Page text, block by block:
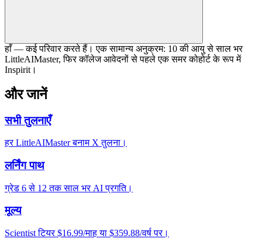
हाँ — कई परिवार करते हैं। एक सामान्य अनुक्रम: 10 की आयु से साल भर
LittleAIMaster, फिर कॉलेज आवेदनों से पहले एक समर कोहोर्ट के रूप में
Inspirit।
और जानें
सभी तुलनाएँ
हर LittleAIMaster बनाम X तुलना।
लर्निंग पाथ
ग्रेड 6 से 12 तक साल भर AI प्रगति।
मूल्य
Scientist टियर $16.99/माह या $359.88/वर्ष पर।